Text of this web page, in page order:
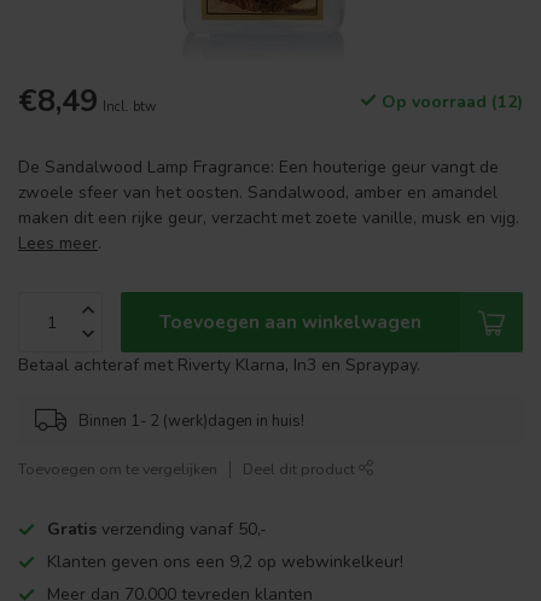
€8,49 Incl. btw Op voorraad (12)
De Sandalwood Lamp Fragrance: Een houterige geur vangt de
zwoele sfeer van het oosten. Sandalwood, amber en amandel
maken dit een rijke geur, verzacht met zoete vanille, musk en vijg.
Lees meer.
Toevoegen aan winkelwagen
Betaal achteraf met Riverty Klarna, In3 en Spraypay.
Binnen 1- 2 (werk)dagen in huis!
Toevoegen om te vergelijken Deel dit product
Gratis verzending vanaf 50,-
Klanten geven ons een 9,2 op webwinkelkeur!
Meer dan 70.000 tevreden klanten